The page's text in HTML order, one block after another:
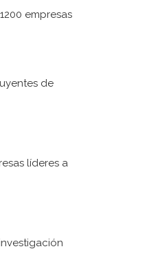
empresas
de
líderes a